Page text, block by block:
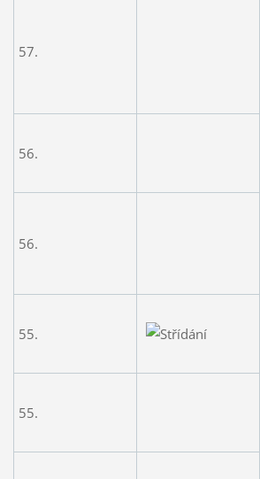
57.
56.
56.
55.
55.